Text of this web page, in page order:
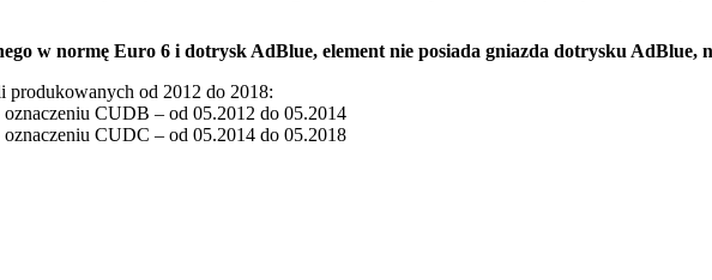
w normę Euro 6 i dotrysk AdBlue, element nie posiada gniazda dotrysku AdBlue,
produkowanych od 2012 do 2018:
CUDB – od 05.2012 do 05.2014
CUDC – od 05.2014 do 05.2018